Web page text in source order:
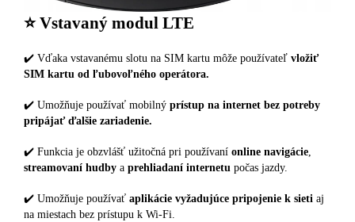
⭐️ Vstavaný modul LTE
✔️ Vďaka vstavanému slotu na SIM kartu môže používateľ vložiť
SIM kartu od ľubovoľného operátora.
✔️ Umožňuje používať mobilný prístup na internet bez potreby
pripájať ďalšie zariadenie.
✔️ Funkcia je obzvlášť užitočná pri používaní online navigácie,
streamovaní hudby a prehliadaní internetu počas jazdy.
✔️ Umožňuje používať aplikácie vyžadujúce pripojenie k sieti aj
na miestach bez prístupu k Wi-Fi.